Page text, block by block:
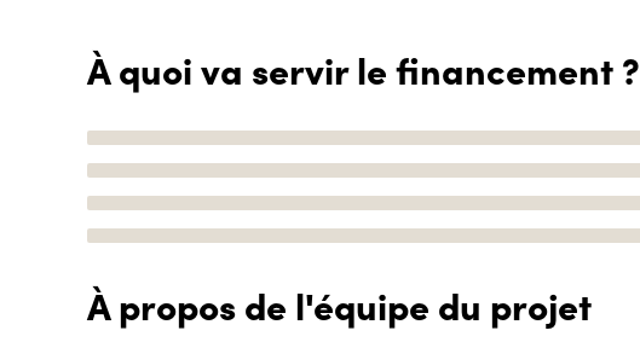
À quoi va servir le financement ?
À propos de l'équipe du projet